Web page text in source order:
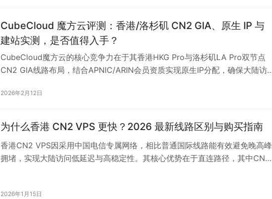
节点延迟低至30-60ms，不同线路可针对性匹配电信、联通、移动等运营商需
求，适合追求稳定连接与性价比的国内用户。
CubeCloud 魔方云评测：香港/洛杉矶 CN2 GIA、原生 IP 与
建站实测，是否值得入手？
CubeCloud魔方云的核心竞争力在于其香港HKG Pro与洛杉矶LA Pro双节点
CN2 GIA线路布局，结合APNIC/ARIN会员资质实现原生IP分配，确保大陆访
实测物理延迟可低至10-30ms；洛杉矶节点则提供2Gbps以上带宽及大流量配
锁成功率，并降低IP被封禁风险。其专注线路优化的策略使晚高峰跨境连接仍
保持稳定，但香港方案限制持续高带宽占用，且售后以工单为主，响应时间约
24小时，不适合需即时支持的生产环境。
2026年2月12日
为什么香港 CN2 VPS 更快？2026 最新线路区别与购买指南
香港CN2 VPS因采用中国电信专属网络，相比普通国际线路能有效避免晚高峰
拥堵，实现大陆访问低延迟与高稳定性。其核心优势在于直连路径，其中CN2
对速度敏感的项目应优先考虑CN2 GIA，而个人博客或低流量站点可选GT。同
2026年1月15日